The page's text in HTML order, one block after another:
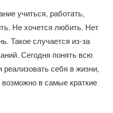
учиться, работать,
Не хочется любить. Нет
Такое случается из-за
Сегодня понять всю
реализовать себя в жизни,
в самые краткие